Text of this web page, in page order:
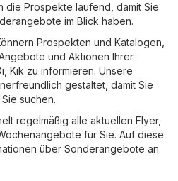
die Prospekte laufend, damit Sie
im Blick haben.
Prospekten und Katalogen,
und Aktionen Ihrer
Kik zu informieren. Unsere
gestaltet, damit Sie
suchen.
regelmäßig alle aktuellen Flyer,
für Sie. Auf diese
über Sonderangebote an